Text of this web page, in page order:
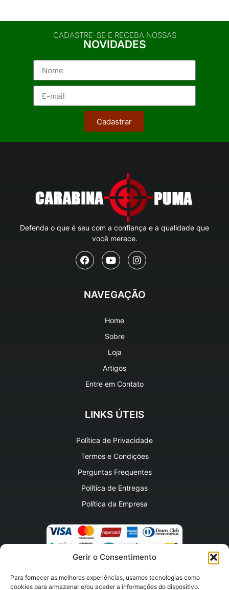
Gerir o Consentimento
Para fornecer as melhores experiências, usamos tecnologias como
cookies para armazenar e/ou aceder a informações do dispositivo.
CADASTRE-SE E RECEBA NOSSAS
NOVIDADES
Cadastrar
Defenda o que é seu com a confiança e a qualidade que
você merece.
NAVEGAÇÃO
Home
Sobre
Loja
Artigos
Entre em Contato
LINKS ÚTEIS
Política de Privacidade
Termos e Condições
Perguntas Frequentes
Política de Entregas
Política da Empresa
HORARIO DE FUNCIONAMENTO